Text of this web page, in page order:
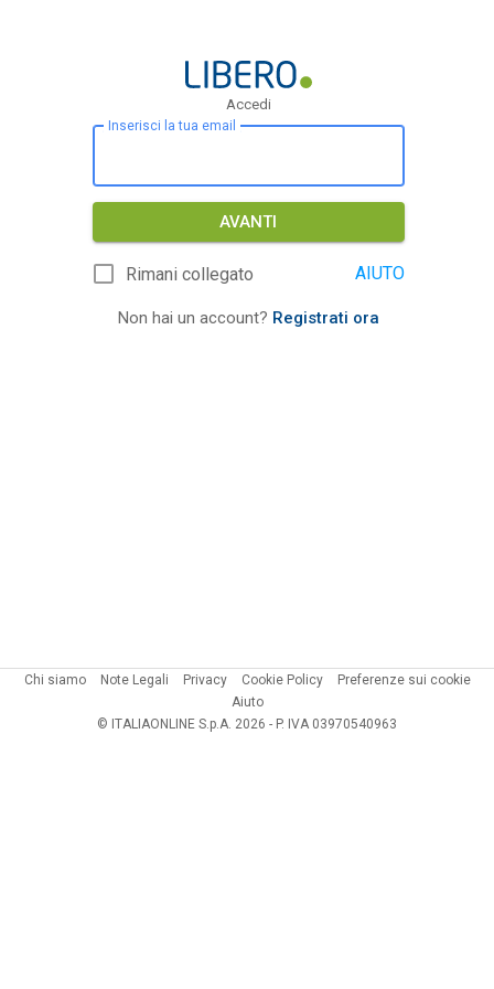
Accedi
Inserisci la tua email
AVANTI
Rimani collegato AIUTO
Non hai un account? Registrati ora
Chi siamo Note Legali Privacy Cookie Policy
Preferenze sui cookie
Aiuto
© ITALIAONLINE S.p.A. 2026 - P. IVA 03970540963